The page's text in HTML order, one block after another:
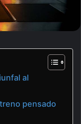
al
pensado